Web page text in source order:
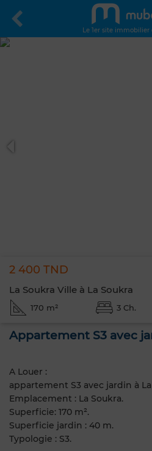
Le 1er site immobilier
2 400 TND
La Soukra Ville à La Soukra
170 m² 3 Ch.
Appartement S3 avec
A Louer :
appartement S3 avec jardin à La
Emplacement : La Soukra.
Superficie: 170 m².
Superficie jardin : 40 m.
Typologie : S3.